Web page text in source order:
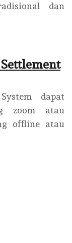
dan
dapat
zoom atau
offline atau